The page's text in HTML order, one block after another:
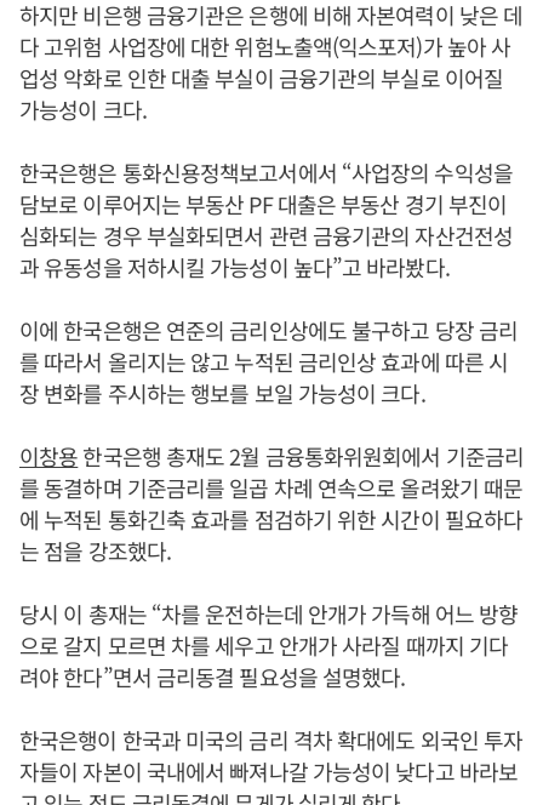
하지만 비은행 금융기관은 은행에 비해 자본여력이 낮은 데
다 고위험 사업장에 대한 위험노출액(익스포저)가 높아 사
업성 악화로 인한 대출 부실이 금융기관의 부실로 이어질
가능성이 크다.
한국은행은 통화신용정책보고서에서 “사업장의 수익성을
담보로 이루어지는 부동산 PF 대출은 부동산 경기 부진이
심화되는 경우 부실화되면서 관련 금융기관의 자산건전성
과 유동성을 저하시킬 가능성이 높다”고 바라봤다.
이에 한국은행은 연준의 금리인상에도 불구하고 당장 금리
를 따라서 올리지는 않고 누적된 금리인상 효과에 따른 시
장 변화를 주시하는 행보를 보일 가능성이 크다.
이창용한국은행 총재도 2월 금융통화위원회에서 기준금리
를 동결하며 기준금리를 일곱 차례 연속으로 올려왔기 때문
에 누적된 통화긴축 효과를 점검하기 위한 시간이 필요하다
는 점을 강조했다.
당시 이 총재는 “차를 운전하는데 안개가 가득해 어느 방향
으로 갈지 모르면 차를 세우고 안개가 사라질 때까지 기다
려야 한다”면서 금리동결 필요성을 설명했다.
한국은행이 한국과 미국의 금리 격차 확대에도 외국인 투자
자들이 자본이 국내에서 빠져나갈 가능성이 낮다고 바라보